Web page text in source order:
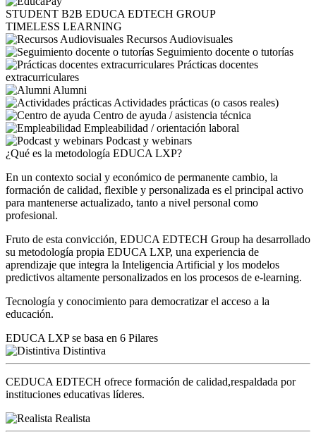
STUDENT B2B EDUCA EDTECH GROUP
TIMELESS LEARNING
Recursos Audiovisuales
Seguimiento docente o tutorías
Prácticas docentes
extracurriculares
Alumni
Actividades prácticas (o casos reales)
Centro de ayuda / asistencia técnica
Empleabilidad / orientación laboral
Podcast y webinars
¿Qué es la metodología EDUCA LXP?
En un contexto social y económico de permanente cambio, la
formación de calidad, flexible y personalizada es el principal activo
para mantenerse actualizado, tanto a nivel personal como
profesional.
Fruto de esta convicción, EDUCA EDTECH Group ha desarrollado
su metodología propia EDUCA LXP, una experiencia de
aprendizaje que integra la Inteligencia Artificial y los modelos
predictivos altamente personalizados en los procesos de e-learning.
Tecnología y conocimiento para democratizar el acceso a la
educación.
EDUCA LXP se basa en 6 Pilares
Distintiva
CEDUCA EDTECH ofrece formación de calidad,respaldada por
instituciones educativas líderes.
Realista